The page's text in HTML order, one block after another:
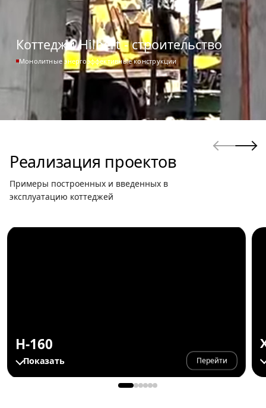
Коттеджи Hilbert - cтроительство
Монолитные энергоэффективные конструкции
Реализация проектов
Примеры построенных и введенных в
эксплуатацию коттеджей
H-160
Показать Перейти